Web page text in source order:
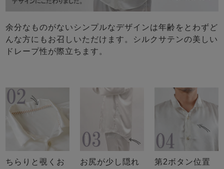
余分なものがないシンプルなデザインは年齢をとわずど
んな方にもお召しいただけます。シルクサテンの美しい
ドレープ性が際立ちます。
ちらりと覗くお
お尻が少し隠れ
第2ボタン位置